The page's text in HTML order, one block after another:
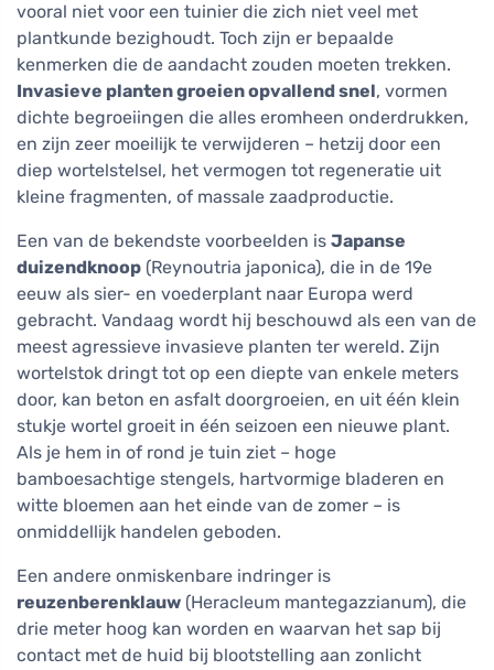
vooral niet voor een tuinier die zich niet veel met
plantkunde bezighoudt. Toch zijn er bepaalde
kenmerken die de aandacht zouden moeten trekken.
Invasieve planten groeien opvallend snel, vormen
dichte begroeiingen die alles eromheen onderdrukken,
en zijn zeer moeilijk te verwijderen – hetzij door een
diep wortelstelsel, het vermogen tot regeneratie uit
kleine fragmenten, of massale zaadproductie.
Een van de bekendste voorbeelden is Japanse
duizendknoop (Reynoutria japonica), die in de 19e
eeuw als sier- en voederplant naar Europa werd
gebracht. Vandaag wordt hij beschouwd als een van de
meest agressieve invasieve planten ter wereld. Zijn
wortelstok dringt tot op een diepte van enkele meters
door, kan beton en asfalt doorgroeien, en uit één klein
stukje wortel groeit in één seizoen een nieuwe plant.
Als je hem in of rond je tuin ziet – hoge
bamboesachtige stengels, hartvormige bladeren en
witte bloemen aan het einde van de zomer – is
onmiddellijk handelen geboden.
Een andere onmiskenbare indringer is
reuzenberenklauw (Heracleum mantegazzianum), die
drie meter hoog kan worden en waarvan het sap bij
contact met de huid bij blootstelling aan zonlicht